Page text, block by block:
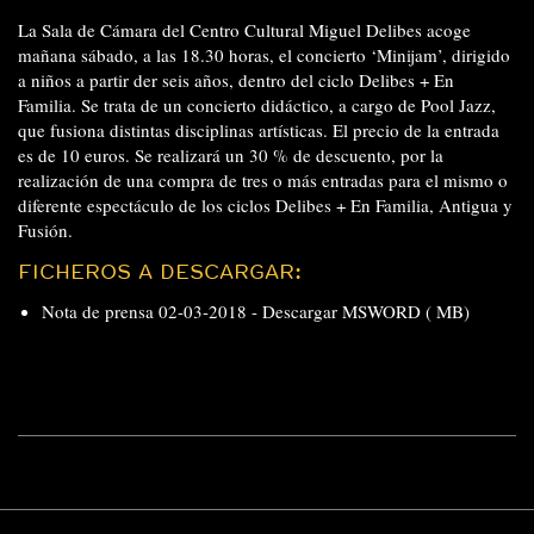
La Sala de Cámara del Centro Cultural Miguel Delibes acoge
mañana sábado, a las 18.30 horas, el concierto ‘Minijam’, dirigido
a niños a partir der seis años, dentro del ciclo Delibes + En
Familia. Se trata de un concierto didáctico, a cargo de Pool Jazz,
que fusiona distintas disciplinas artísticas. El precio de la entrada
es de 10 euros. Se realizará un 30 % de descuento, por la
realización de una compra de tres o más entradas para el mismo o
diferente espectáculo de los ciclos Delibes + En Familia, Antigua y
Fusión.
FICHEROS A DESCARGAR:
Nota de prensa 02-03-2018 - Descargar MSWORD ( MB)